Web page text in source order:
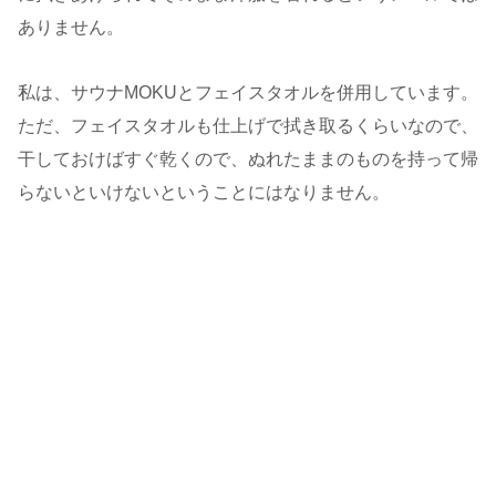
ありません。
私は、サウナMOKUとフェイスタオルを併用しています。
ただ、フェイスタオルも仕上げで拭き取るくらいなので、
干しておけばすぐ乾くので、ぬれたままのものを持って帰
らないといけないということにはなりません。